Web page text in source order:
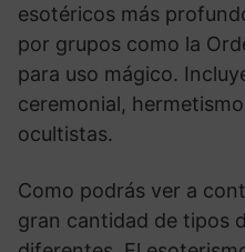
esotéricos más
por grupos como la
para uso mágico.
ceremonial,
ocultistas.
Como podrás ver a
gran cantidad de tipos